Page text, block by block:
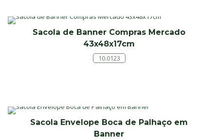
Sacola de Banner Compras Mercado
43x48x17cm
10.0123
Sacola Envelope Boca de Palhaço em
Banner